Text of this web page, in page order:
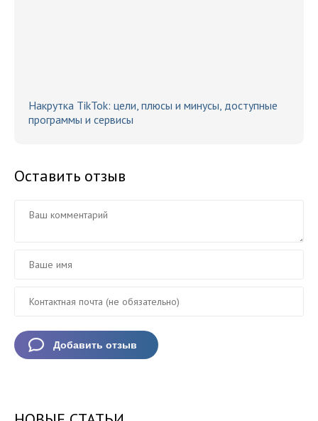
Накрутка TikTok: цели, плюсы и минусы, доступные
программы и сервисы
Оставить отзыв